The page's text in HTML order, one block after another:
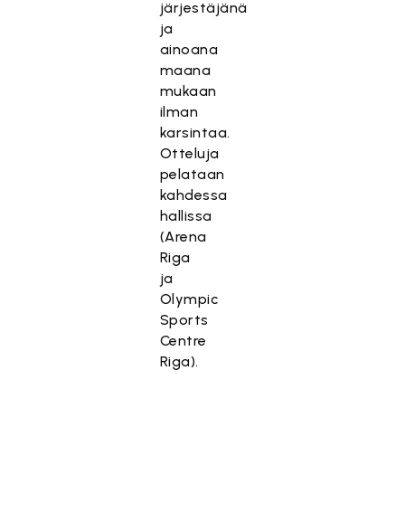
järjestäjänä
ja
ainoana
maana
mukaan
ilman
karsintaa.
Otteluja
pelataan
kahdessa
hallissa
(Arena
Riga
ja
Olympic
Sports
Centre
Riga).